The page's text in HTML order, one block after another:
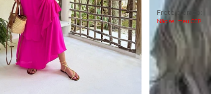
Frete e prazo:
Não sei meu CEP
Descrição
O Vestido Longo
Poliéster).